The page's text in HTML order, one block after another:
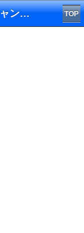
怪奇!YesどんぐりRPGYouTubeチャンネル TOP